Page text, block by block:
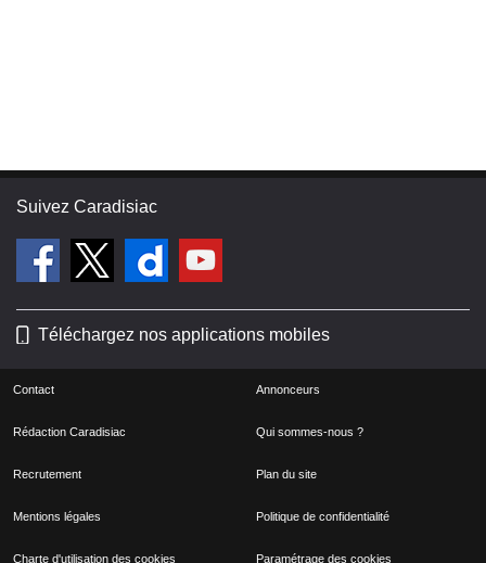
Suivez Caradisiac
Téléchargez nos applications mobiles
Contact Annonceurs
Rédaction Caradisiac Qui sommes-nous ?
Recrutement Plan du site
Mentions légales Politique de confidentialité
Charte d'utilisation des cookies Paramétrage des cookies